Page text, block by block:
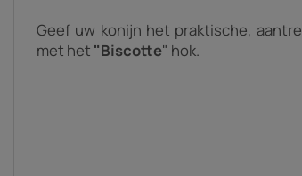
Geef uw konijn het praktische,
met het "Biscotte" hok.